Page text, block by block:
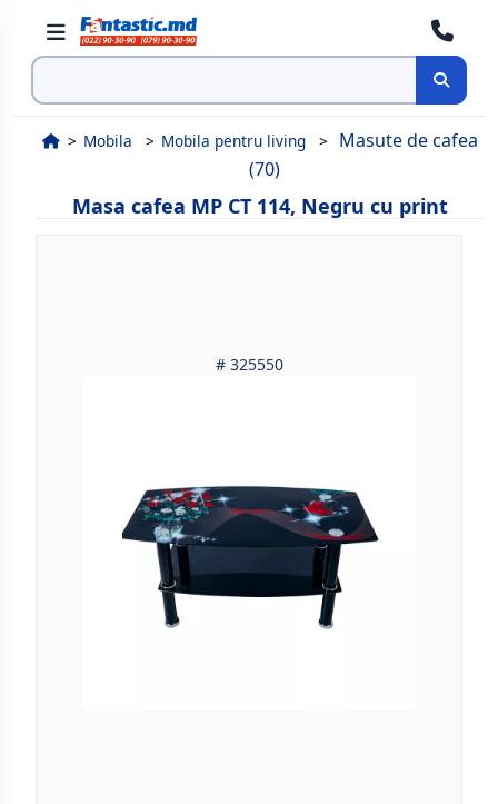
Cauta
Mobila Mobila pentru living
Masute de cafea
(70)
Masa cafea MP CT 114, Negru cu print
# 325550